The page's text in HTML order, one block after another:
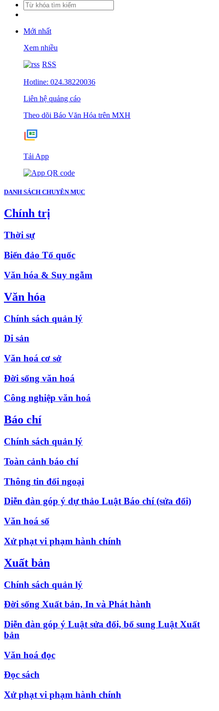
Mới nhất
Xem nhiều
RSS
Hotline: 024.38220036
Liên hệ quảng cáo
Theo dõi Báo Văn Hóa trên MXH
Tải App
DANH SÁCH CHUYÊN MỤC
Chính trị
Thời sự
Biển đảo Tổ quốc
Văn hóa & Suy ngẫm
Văn hóa
Chính sách quản lý
Di sản
Văn hoá cơ sở
Đời sống văn hoá
Công nghiệp văn hoá
Báo chí
Chính sách quản lý
Toàn cảnh báo chí
Thông tin đối ngoại
Diễn đàn góp ý dự thảo Luật Báo chí (sửa đổi)
Văn hoá số
Xử phạt vi phạm hành chính
Xuất bản
Chính sách quản lý
Đời sống Xuất bản, In và Phát hành
Diễn đàn góp ý Luật sửa đổi, bổ sung Luật Xuất
bản
Văn hoá đọc
Đọc sách
Xử phạt vi phạm hành chính